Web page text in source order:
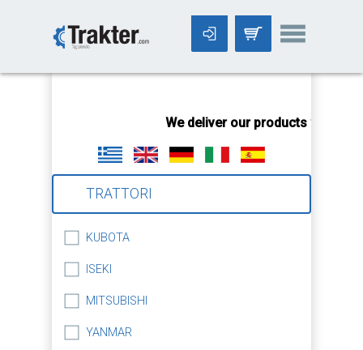
We deliver our products
TRATTORI
KUBOTA
ISEKI
MITSUBISHI
YANMAR